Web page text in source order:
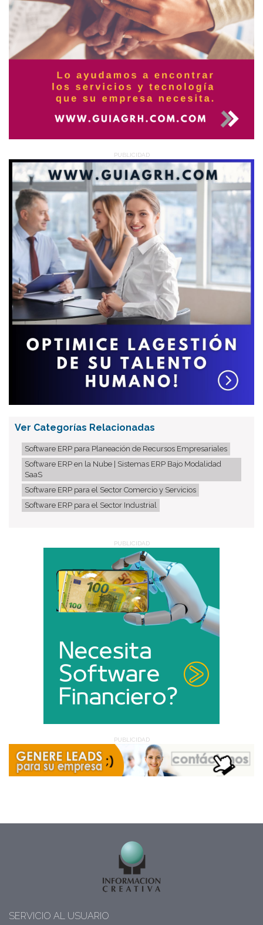
PUBLICIDAD
Ver Categorías Relacionadas
Software ERP para Planeación de Recursos Empresariales
Software ERP en la Nube | Sistemas ERP Bajo Modalidad
SaaS
Software ERP para el Sector Comercio y Servicios
Software ERP para el Sector Industrial
PUBLICIDAD
PUBLICIDAD
SERVICIO AL USUARIO